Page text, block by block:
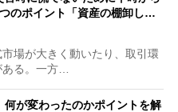
のポイント「資産の棚卸し…
場が大きく動いたり、取引環
る。一方…
が変わったのかポイントを解